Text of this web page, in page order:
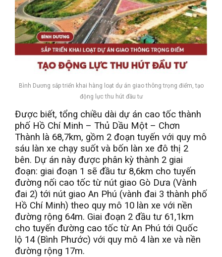
Bình Dương sắp triển khai hàng loạt dự án giao thông trọng điểm, tạo
động lực thu hút đầu tư
Được biết, tổng chiều dài dự án cao tốc thành
phố Hồ Chí Minh – Thủ Dầu Một – Chơn
Thành là 68,7km, gồm 2 đoạn tuyến với quy mô
sáu làn xe chạy suốt và bốn làn xe đô thị 2
bên. Dự án này được phân kỳ thành 2 giai
đoạn: giai đoạn 1 sẽ đầu tư 8,6km cho tuyến
đường nối cao tốc từ nút giao Gò Dưa (Vành
đai 2) tới nút giao An Phú (vành đai 3 thành phố
Hồ Chí Minh) theo quy mô 10 làn xe với nền
đường rộng 64m. Giai đoạn 2 đầu tư 61,1km
cho tuyến đường cao tốc từ An Phú tới Quốc
lộ 14 (Bình Phước) với quy mô 4 làn xe và nền
đường rộng 17m.